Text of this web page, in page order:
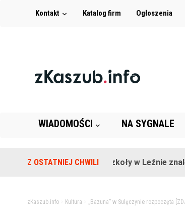
Kontakt Katalog firm Ogłoszenia
WIADOMOŚCI NA SYGNALE
Z OSTATNIEJ CHWILI
Na terenie szkoły w Leźnie znaleziono
zKaszub.info> Kultura „Bazuna” w Sulęczynie rozpoczęta